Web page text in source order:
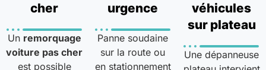
cher
Un remorquage
voiture pas cher
est possible
urgence
Panne soudaine
sur la route ou
en stationnement
véhicules
sur plateau
Une dépanneuse